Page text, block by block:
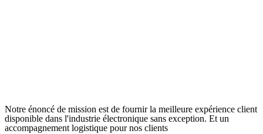
Notre énoncé de mission est de fournir la meilleure expérience client
disponible dans l'industrie électronique sans exception. Et un
accompagnement logistique pour nos clients